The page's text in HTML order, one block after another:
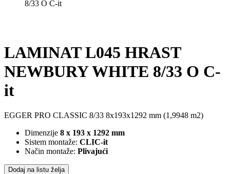
LAMINAT L045 HRAST
NEWBURY WHITE 8/33 O C-
it
EGGER PRO CLASSIC 8/33 8x193x1292 mm (1,9948 m2)
Dimenzije 8 x 193 x 1292 mm
Sistem montaže: CLIC-it
Način montaže: Plivajući
Dodaj na listu želja